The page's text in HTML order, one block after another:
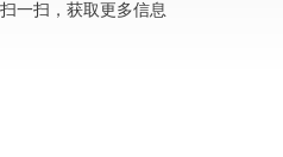
扫一扫，获取更多信息